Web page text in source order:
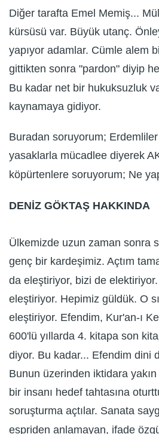
Diğer tarafta Emel Memiş...
kürsüsü var. Büyük utanç.
yapıyor adamlar. Cümle alem
gittikten sonra "pardon" diyip
Bu kadar net bir hukuksuzluk
kaynamaya gidiyor.
Buradan soruyorum;
yasaklarla mücadlee diyerek
köpürtenlere soruyorum; Ne
DENİZ GÖKTAŞ HAKKINDA
Ülkemizde uzun zaman sonra
genç bir kardeşimiz. Açtım
da eleştiriyor, bizi de
eleştiriyor. Hepimiz güldük. O
eleştiriyor. Efendim, Kur'an-ı
600'lü yıllarda 4. kitapa son
diyor. Bu kadar... Efendim dini
Bunun üzerinden iktidara
bir insanı hedef tahtasına
soruşturma açtılar. Sanata
espriden anlamayan, ifade